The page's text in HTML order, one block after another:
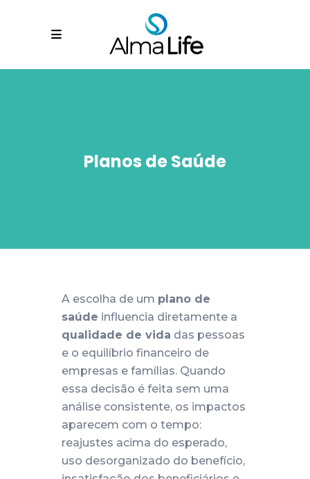
Planos de Saúde
A escolha de um plano de
saúde influencia diretamente a
qualidade de vida das pessoas
e o equilíbrio financeiro de
empresas e famílias. Quando
essa decisão é feita sem uma
análise consistente, os impactos
aparecem com o tempo:
reajustes acima do esperado,
uso desorganizado do benefício,